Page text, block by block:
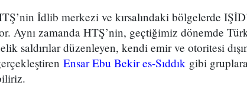
İdlib merkezi ve kırsalındaki bölgelerde
Aynı zamanda HTŞ’nin, geçtiğimiz dönemde
saldırılar düzenleyen, kendi emir ve otoritesi
Ensar Ebu Bekir es-Sıddık gibi